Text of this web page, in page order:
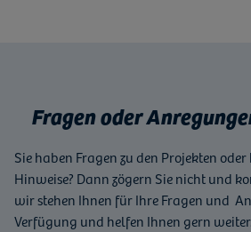
Fragen oder
Sie haben Fragen zu den Projekten
Hinweise? Dann zögern Sie nicht und
wir stehen Ihnen für Ihre Fragen und
Verfügung und helfen Ihnen gern